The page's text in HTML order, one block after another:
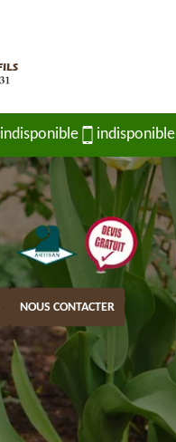
indisponible indisponible
NOUS CONTACTER